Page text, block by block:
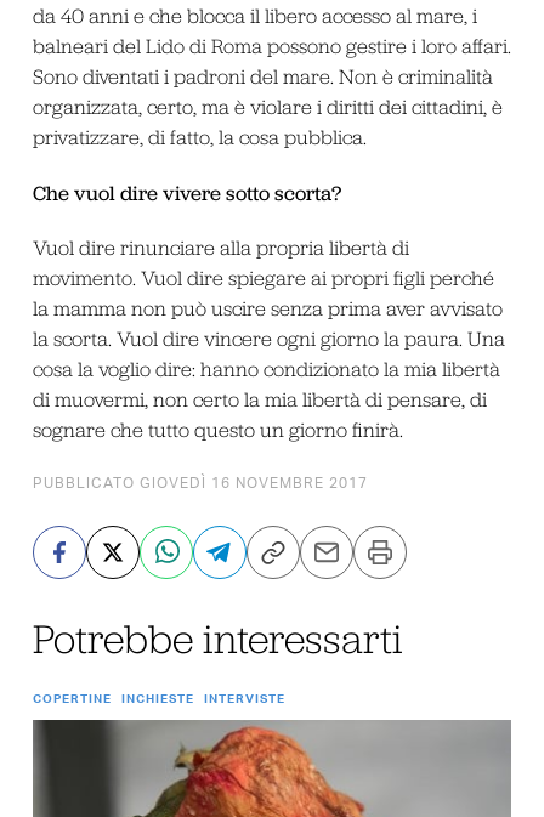
da 40 anni e che blocca il libero accesso al mare, i
balneari del Lido di Roma possono gestire i loro affari.
Sono diventati i padroni del mare. Non è criminalità
organizzata, certo, ma è violare i diritti dei cittadini, è
privatizzare, di fatto, la cosa pubblica.
Che vuol dire vivere sotto scorta?
Vuol dire rinunciare alla propria libertà di
movimento. Vuol dire spiegare ai propri figli perché
la mamma non può uscire senza prima aver avvisato
la scorta. Vuol dire vincere ogni giorno la paura. Una
cosa la voglio dire: hanno condizionato la mia libertà
di muovermi, non certo la mia libertà di pensare, di
sognare che tutto questo un giorno finirà.
PUBBLICATO GIOVEDÌ 16 NOVEMBRE 2017
Potrebbe interessarti
COPERTINE INCHIESTE INTERVISTE